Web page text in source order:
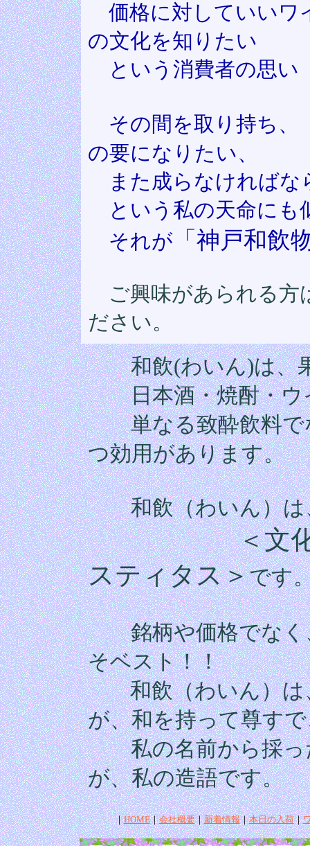
価格に対していいワ
の文化を知りたい
という消費者の思い
その間を取り持ち、
の要になりたい、
また成らなければな
という私の天命にも
それが 「神戸和飲
ご興味があられる方
ださい。
和飲(わいん)は、
日本酒・焼酎・ウ
単なる致酔飲料で
つ効用があります。
和飲（わいん）は
＜文
スティタス＞です
銘柄や価格でなく
そベスト！！
和飲（わいん）は
が、和を持って尊す
私の名前から採っ
が、私の造語です。
｜HOME｜会社概要｜新着情報｜本日の入荷｜